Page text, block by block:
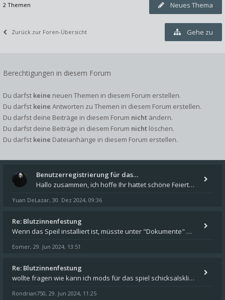
Neues Thema
2 Themen
Zurück zur Foren-Übersicht Gehe zu
Berechtigungen in diesem Forum
Du darfst keine neuen Themen in diesem Forum erstellen.
Du darfst keine Antworten zu Themen in diesem Forum erstellen.
Du darfst deine Beiträge in diesem Forum nicht ändern.
Du darfst deine Beiträge in diesem Forum nicht löschen.
Du darfst keine Dateianhänge in diesem Forum erstellen.
Benutzerregistrierung für das…
Hallo zusammen, ich hoffe Ihr hattet schöne Feiertage und kommt auch gut ins neue Jahr. Ich schreibe hier kurz zur Infor
Yuan DeLazar, 30. Dez 2024, 09:36
Re: Blutzinnenfestung
Wenn das Speil installiert ist, müsste unter "Dokumente" auf Deinem Rechner ein Verzeichnis "blade of destiny" sein. Dar
Eomer, 29. Jun 2024, 13:51
Re: Blutzinnenfestung
wollte fragen wie kann ich mods für das spiel schicksalsklinge in das spieleverzeichnis kopieren und in welches
Rondrian750, 29. Jun 2024, 11:25